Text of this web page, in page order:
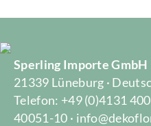
Sperling Importe GmbH
21339 Lüneburg ·
Telefon: +49 (0)4131
40051-10 ·